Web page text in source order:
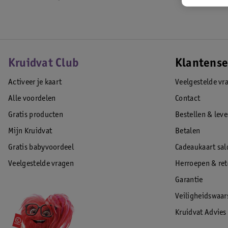
Kruidvat Club
Activeer je kaart
Alle voordelen
Gratis producten
Mijn Kruidvat
Gratis babyvoordeel
Veelgestelde vragen
Veelgestelde
Contact
Bestellen &
Betalen
Cadeaukaart
Herroepen &
Garantie
Kruidvat Advies